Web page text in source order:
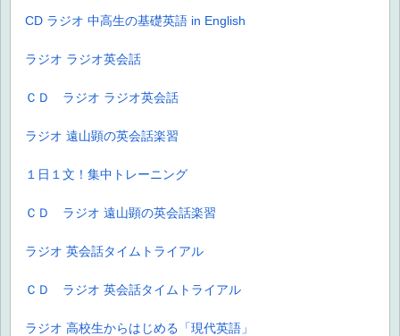
CD ラジオ 中高生の基礎英語 in English
ラジオ ラジオ英会話
ＣＤ ラジオ ラジオ英会話
ラジオ 遠山顕の英会話楽習
１日１文！集中トレーニング
ＣＤ ラジオ 遠山顕の英会話楽習
ラジオ 英会話タイムトライアル
ＣＤ ラジオ 英会話タイムトライアル
ラジオ 高校生からはじめる「現代英語」